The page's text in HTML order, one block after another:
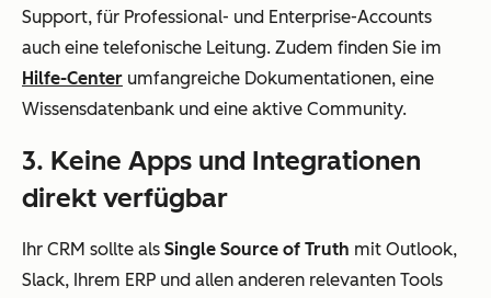
Support, für Professional- und Enterprise-Accounts
auch eine telefonische Leitung. Zudem finden Sie im
Hilfe-Center umfangreiche Dokumentationen, eine
Wissensdatenbank und eine aktive Community.
3. Keine Apps und Integrationen
direkt verfügbar
Ihr CRM sollte als Single Source of Truth mit Outlook,
Slack, Ihrem ERP und allen anderen relevanten Tools